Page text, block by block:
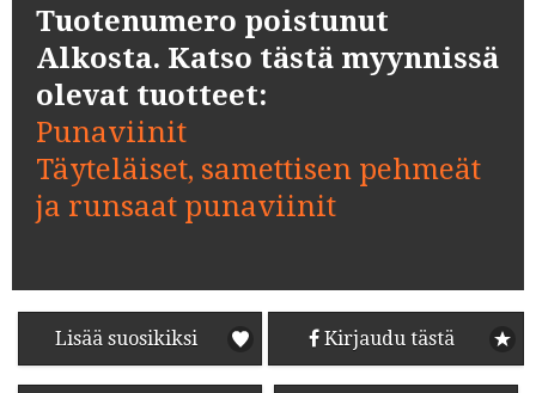
Tuotenumero poistunut
Alkosta. Katso tästä myynnissä
olevat tuotteet:
Punaviinit
Täyteläiset, samettisen pehmeät
ja runsaat punaviinit
Lisää suosikiksi Kirjaudu tästä